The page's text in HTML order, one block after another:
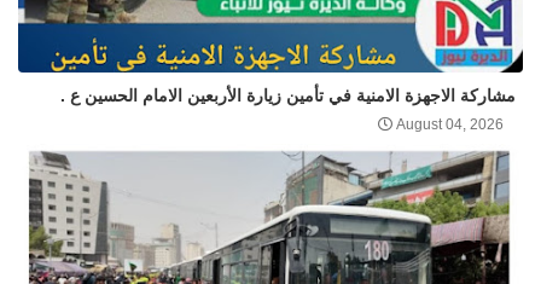
مشاركة الاجهزة الامنية في تأمين زيارة الأربعين الامام الحسين ع .
August 04, 2026